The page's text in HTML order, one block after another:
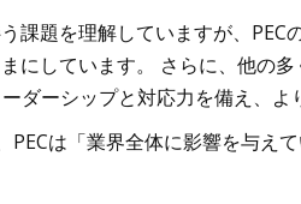
課題を理解していますが、
にしています。 さらに、他の
ダーシップと対応力を備え、
PECは「業界全体に影響を与え